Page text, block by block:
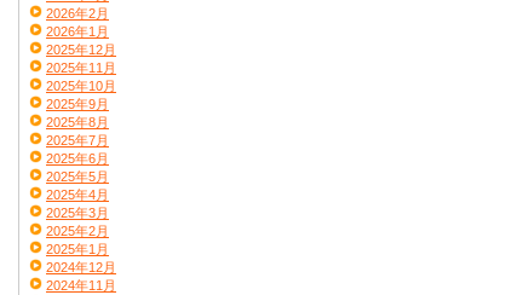
2026年2月
2026年1月
2025年12月
2025年11月
2025年10月
2025年9月
2025年8月
2025年7月
2025年6月
2025年5月
2025年4月
2025年3月
2025年2月
2025年1月
2024年12月
2024年11月